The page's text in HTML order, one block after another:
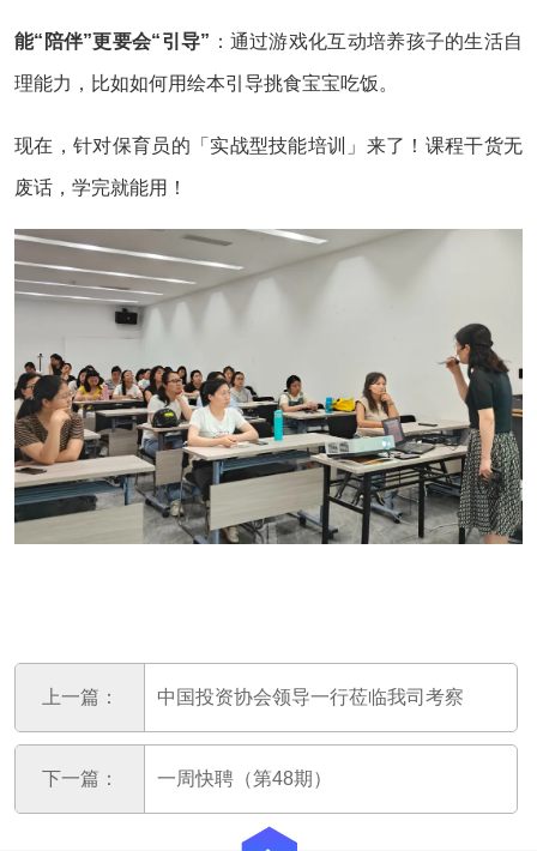
能“陪伴”更要会“引导” ：通过游戏化互动培养孩子的生活自
理能力，比如如何用绘本引导挑食宝宝吃饭。
现在，针对保育员的「实战型技能培训」来了！课程干货无
废话，学完就能用！
上一篇： 中国投资协会领导一行莅临我司考察
下一篇： 一周快聘（第48期）